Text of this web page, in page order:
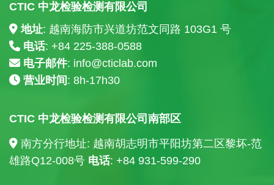
CTIC 中龙检验检测有限公司
地址: 越南海防市兴道坊范文同路 103G1 号
电话: +84 225-388-0588
电子邮件: info@cticlab.com
营业时间 : 8h-17h30
CTIC 中龙检验检测有限公司南部区
南方分行地址: 越南胡志明市平阳坊第二区黎坏-范
雄路Q12-008号 电话: +84 931-599-290